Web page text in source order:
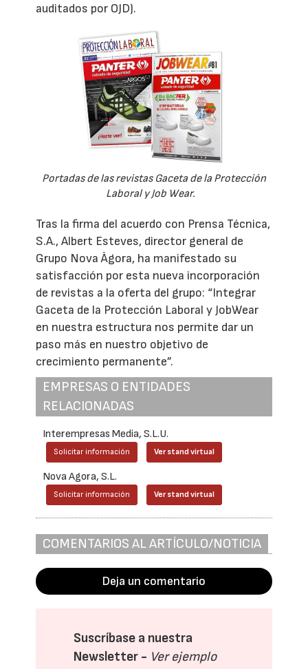
auditados por OJD).
Portadas de las revistas Gaceta de la Protección
Laboral y Job Wear.
Tras la firma del acuerdo con Prensa Técnica,
S.A., Albert Esteves, director general de
Grupo Nova Àgora, ha manifestado su
satisfacción por esta nueva incorporación
de revistas a la oferta del grupo: “Integrar
Gaceta de la Protección Laboral y JobWear
en nuestra estructura nos permite dar un
paso más en nuestro objetivo de
crecimiento permanente”.
EMPRESAS O ENTIDADES
RELACIONADAS
Interempresas Media, S.L.U.
Solicitar información Ver stand virtual
Nova Agora, S.L.
Solicitar información Ver stand virtual
COMENTARIOS AL ARTÍCULO/NOTICIA
Deja un comentario
Suscríbase a nuestra
Newsletter - Ver ejemplo